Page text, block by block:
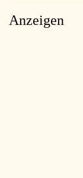
Anzeigen